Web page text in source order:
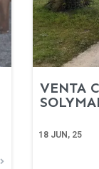
VENTA
18 JUN, 25